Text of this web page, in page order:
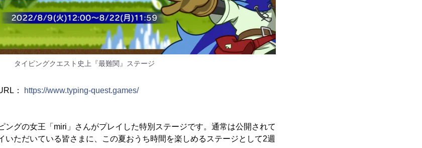
タイピングクエスト史上『最難関』ステージ
： https://www.typing-quest.games/
ングの女王「miri」さんがプレイした特別ステージです。通常は公開されて
いただいている皆さまに、この夏おうち時間を楽しめるステージとして2週